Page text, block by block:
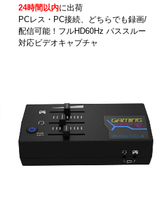
24時間以内に出荷
PCレス・PC接続、どちらでも録画/
配信可能！フルHD60Hz パススルー
対応ビデオキャプチャ